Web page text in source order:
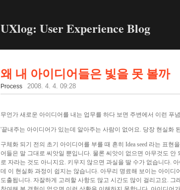
UXlog: User Experience Blog
왜 내 아이디어들은 빛을 못 볼까
Process 2008. 4. 4. 09:28
무언가 새로운 아이디어를 내는 업무를 하다 보면 주변에서 이런 푸
'끝내주는 아이디어가 있는데 알아주는 사람이 없어요. 당장 현실화
구체화 되기 전의 초기 아이디어를 부를 때 흔히 Idea seed 라는 표현
어들은 말 그대로 씨앗일 뿐입니다. 물론 씨앗이 없으면 아무것도 안
로 자라는 것도 아니지요. 키우지 않으면 과실을 딸 수가 없습니다.
데 이 현실화 과정이 쉽지는 않습니다. 아무리 명료해 보이는 아이디
도출됩니다. 자잘하게 고려할 사항도 많고 시간도 많이 걸리고요. 그